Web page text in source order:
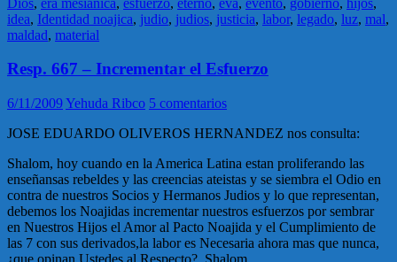
idea, Identidad noajica, judio, judios, justicia, labor, legado, luz, mal,
maldad, material
Resp. 667 – Incrementar el Esfuerzo
6/11/2009Yehuda Ribco 5 comentarios
JOSE EDUARDO OLIVEROS HERNANDEZ nos consulta:
Shalom, hoy cuando en la America Latina estan proliferando las
enseñansas rebeldes y las creencias ateistas y se siembra el Odio en
contra de nuestros Socios y Hermanos Judios y lo que representan,
debemos los Noajidas incrementar nuestros esfuerzos por sembrar
en Nuestros Hijos el Amor al Pacto Noajida y el Cumplimiento de
las 7 con sus derivados,la labor es Necesaria ahora mas que nunca,
¿que opinan Ustedes al Respecto?, Shalom